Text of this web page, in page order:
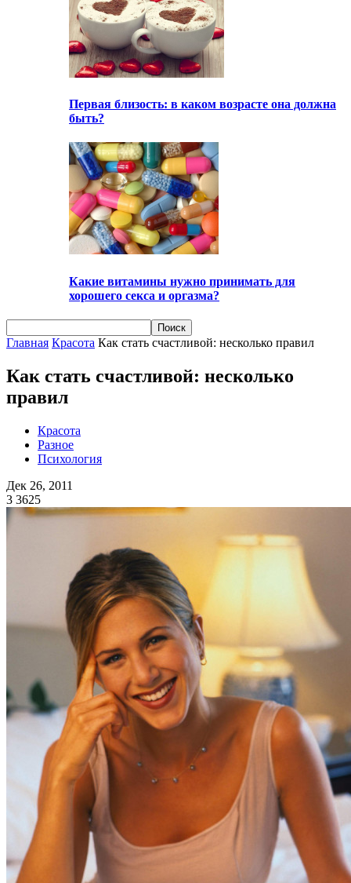
Первая близость: в каком возрасте она должна
быть?
Какие витамины нужно принимать для
хорошего секса и оргазма?
Главная Красота Как стать счастливой: несколько правил
Как стать счастливой: несколько
правил
Красота
Разное
Психология
Дек 26, 2011
3 3625